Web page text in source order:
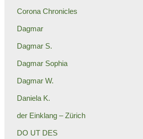
Corona Chronicles
Dagmar
Dagmar S.
Dagmar Sophia
Dagmar W.
Daniela K.
der Einklang – Zürich
DO UT DES